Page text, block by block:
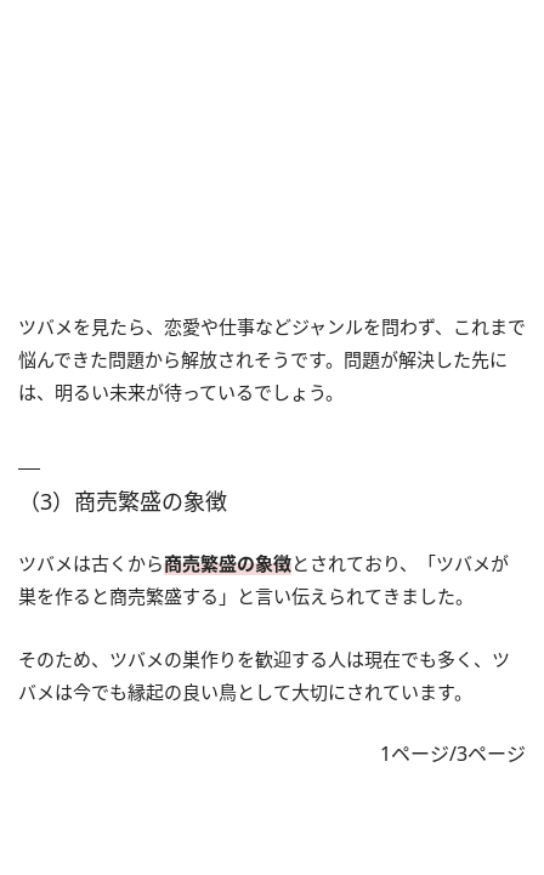
ツバメを見たら、恋愛や仕事などジャンルを問わず、これまで
悩んできた問題から解放されそうです。問題が解決した先に
は、明るい未来が待っているでしょう。
（3）商売繁盛の象徴
ツバメは古くから商売繁盛の象徴とされており、「ツバメが
巣を作ると商売繁盛する」と言い伝えられてきました。
そのため、ツバメの巣作りを歓迎する人は現在でも多く、ツ
バメは今でも縁起の良い鳥として大切にされています。
1ページ/3ページ